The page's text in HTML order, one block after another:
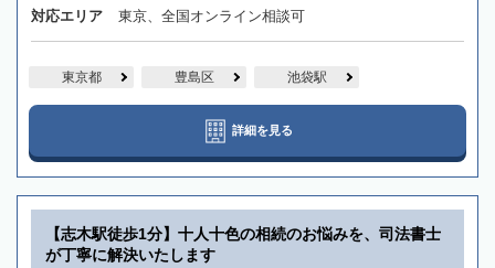
対応エリア 東京、全国オンライン相談可
東京都 豊島区 池袋駅
詳細を見る
【志木駅徒歩1分】十人十色の相続のお悩みを、司法書士
が丁寧に解決いたします